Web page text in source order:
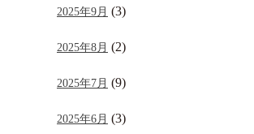
2025年9月 (3)
2025年8月 (2)
2025年7月 (9)
2025年6月 (3)